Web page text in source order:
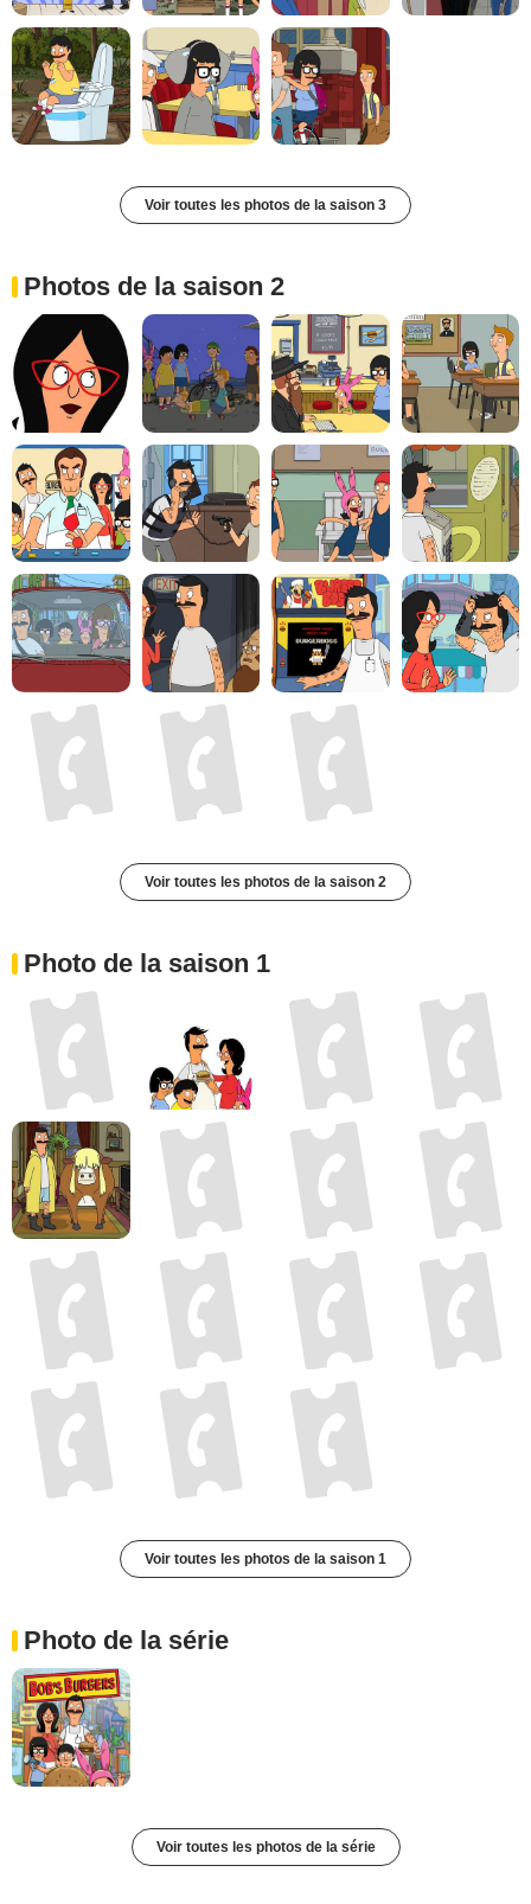
Voir toutes les photos de la saison 3
Photos de la saison 2
Voir toutes les photos de la saison 2
Photo de la saison 1
Voir toutes les photos de la saison 1
Photo de la série
Voir toutes les photos de la série